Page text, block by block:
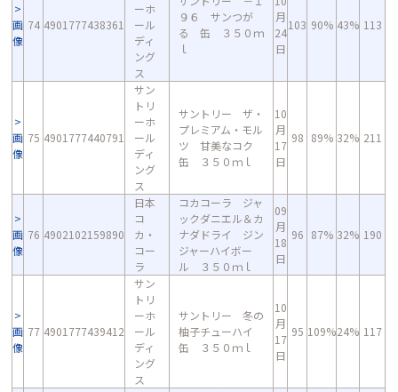
画
像
74 4901777438361
ーホ
ール
ディ
ング
ス
９６ サンつが
る 缶 ３５０ｍ
ｌ
月
24
日
103 90% 43% 113
画
像
75 4901777440791
サン
トリ
ーホ
ール
ディ
ング
ス
サントリー ザ・
プレミアム・モル
ツ 甘美なコク
缶 ３５０ｍｌ
10
月
17
日
98 89% 32% 211
画
像
76 4902102159890
日本
コ
カ・
コー
ラ
コカコーラ ジャ
ックダニエル＆カ
ナダドライ ジン
ジャーハイボー
ル ３５０ｍｌ
09
月
18
日
96 87% 32% 190
画
像
77 4901777439412
サン
トリ
ーホ
ール
ディ
ング
ス
サントリー 冬の
柚子チューハイ
缶 ３５０ｍｌ
10
月
17
日
95 109%24% 117